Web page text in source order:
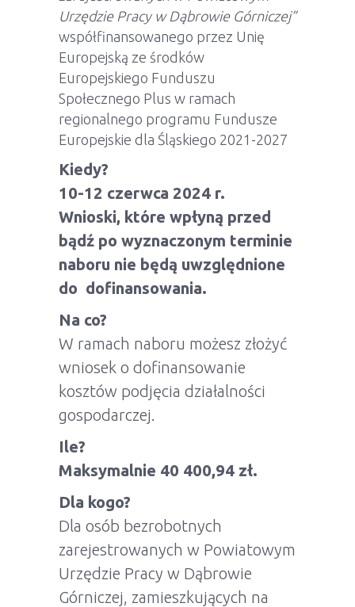
Urzędzie Pracy w Dąbrowie Górniczej”
współfinansowanego przez Unię
Europejską ze środków
Europejskiego Funduszu
Społecznego Plus w ramach
regionalnego programu Fundusze
Europejskie dla Śląskiego 2021-2027
Kiedy?
10-12 czerwca 2024 r.
Wnioski, które wpłyną przed
bądź po wyznaczonym terminie
naboru nie będą uwzględnione
do dofinansowania.
Na co?
W ramach naboru możesz złożyć
wniosek o dofinansowanie
kosztów podjęcia działalności
gospodarczej.
Ile?
Maksymalnie 40 400,94 zł.
Dla kogo?
Dla osób bezrobotnych
zarejestrowanych w Powiatowym
Urzędzie Pracy w Dąbrowie
Górniczej, zamieszkujących na